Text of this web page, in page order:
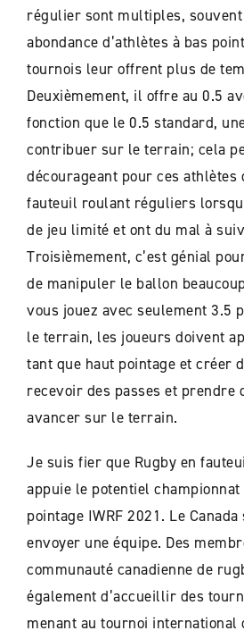
régulier sont multiples,
abondance d’athlètes à bas
tournois leur offrent plus de
Deuxièmement, il offre au 0.5
fonction que le 0.5 standard,
contribuer sur le terrain; cela
décourageant pour ces athlètes
fauteuil roulant réguliers
de jeu limité et ont du mal à
Troisièmement, c’est génial
de manipuler le ballon
vous jouez avec seulement 3.5
le terrain, les joueurs doivent
tant que haut pointage et créer
recevoir des passes et prendre
avancer sur le terrain.
Je suis fier que Rugby en
appuie le potentiel championnat
pointage IWRF 2021. Le Canada
envoyer une équipe. Des
communauté canadienne de
également d’accueillir des
menant au tournoi international